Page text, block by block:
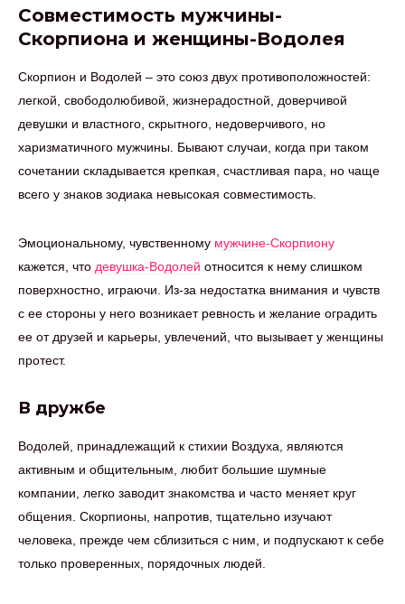
Совместимость мужчины-
Скорпиона и женщины-Водолея
Скорпион и Водолей – это союз двух противоположностей:
легкой, свободолюбивой, жизнерадостной, доверчивой
девушки и властного, скрытного, недоверчивого, но
харизматичного мужчины. Бывают случаи, когда при таком
сочетании складывается крепкая, счастливая пара, но чаще
всего у знаков зодиака невысокая совместимость.
Эмоциональному, чувственному мужчине-Скорпиону
кажется, что девушка-Водолей относится к нему слишком
поверхностно, играючи. Из-за недостатка внимания и чувств
с ее стороны у него возникает ревность и желание оградить
ее от друзей и карьеры, увлечений, что вызывает у женщины
протест.
В дружбе
Водолей, принадлежащий к стихии Воздуха, являются
активным и общительным, любит большие шумные
компании, легко заводит знакомства и часто меняет круг
общения. Скорпионы, напротив, тщательно изучают
человека, прежде чем сблизиться с ним, и подпускают к себе
только проверенных, порядочных людей.